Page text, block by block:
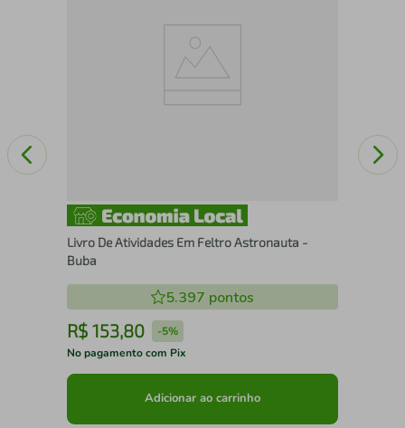
Livro De Atividades Em Feltro Astronauta -
Buba
5.397 pontos
R$ 153,80 -5%
No pagamento com Pix
Adicionar ao carrinho